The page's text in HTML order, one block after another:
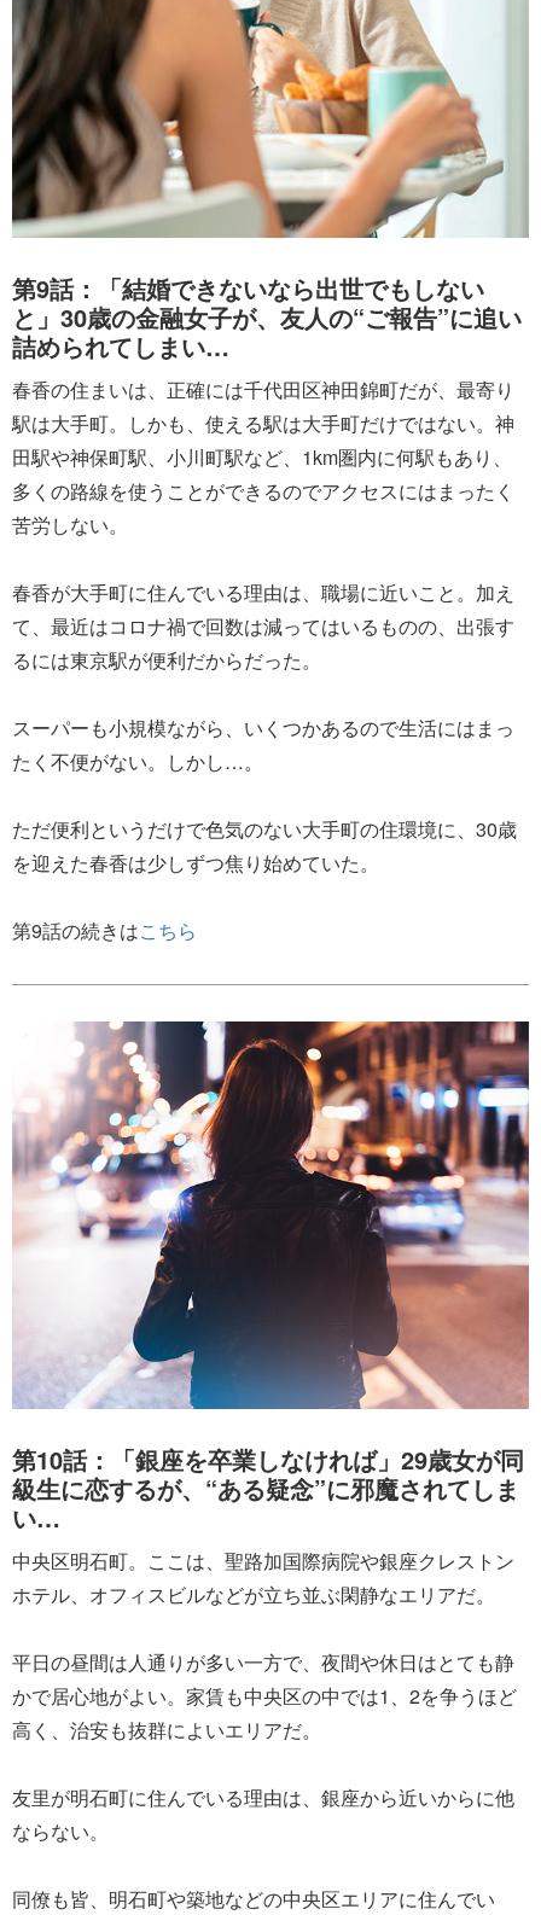
第9話：「結婚できないなら出世でもしない
と」30歳の金融女子が、友人の“ご報告”に追い
詰められてしまい…
春香の住まいは、正確には千代田区神田錦町だが、最寄り
駅は大手町。しかも、使える駅は大手町だけではない。神
田駅や神保町駅、小川町駅など、1km圏内に何駅もあり、
多くの路線を使うことができるのでアクセスにはまったく
苦労しない。
春香が大手町に住んでいる理由は、職場に近いこと。加え
て、最近はコロナ禍で回数は減ってはいるものの、出張す
るには東京駅が便利だからだった。
スーパーも小規模ながら、いくつかあるので生活にはまっ
たく不便がない。しかし…。
ただ便利というだけで色気のない大手町の住環境に、30歳
を迎えた春香は少しずつ焦り始めていた。
第9話の続きはこちら
第10話：「銀座を卒業しなければ」29歳女が同
級生に恋するが、“ある疑念”に邪魔されてしま
い…
中央区明石町。ここは、聖路加国際病院や銀座クレストン
ホテル、オフィスビルなどが立ち並ぶ閑静なエリアだ。
平日の昼間は人通りが多い一方で、夜間や休日はとても静
かで居心地がよい。家賃も中央区の中では1、2を争うほど
高く、治安も抜群によいエリアだ。
友里が明石町に住んでいる理由は、銀座から近いからに他
ならない。
同僚も皆、明石町や築地などの中央区エリアに住んでい